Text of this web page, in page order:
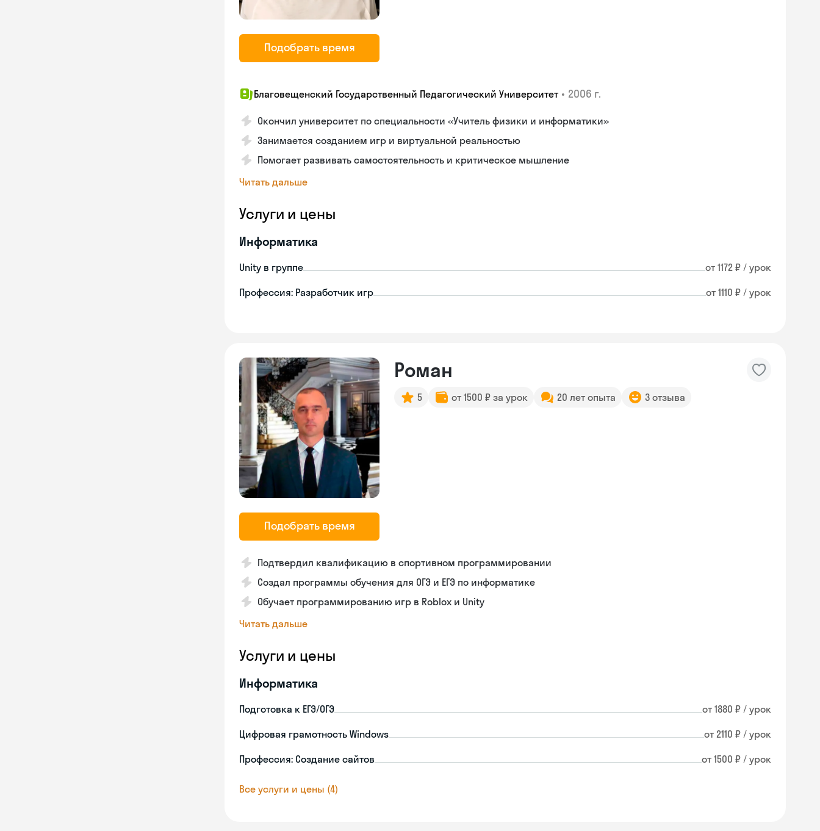
Подобрать время
Благовещенский Государственный Педагогический Университет • 2006 г.
Окончил университет по специальности «Учитель физики и информатики»
Занимается созданием игр и виртуальной реальностью
Помогает развивать самостоятельность и критическое мышление
Читать дальше
Услуги и цены
Информатика
Unity в группе от 1172 ₽ / урок
Профессия: Разработчик игр от 1110 ₽ / урок
Подобрать время
Роман
5 от 1500 ₽ за урок 20 лет опыта 3 отзыва
Подтвердил квалификацию в спортивном программировании
Создал программы обучения для ОГЭ и ЕГЭ по информатике
Обучает программированию игр в Roblox и Unity
Читать дальше
Услуги и цены
Информатика
Подготовка к ЕГЭ/ОГЭ от 1880 ₽ / урок
Цифровая грамотность Windows от 2110 ₽ / урок
Профессия: Создание сайтов от 1500 ₽ / урок
Все услуги и цены (4)